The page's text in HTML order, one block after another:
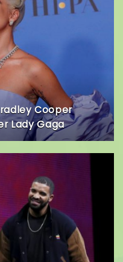
Cooper
Lady Gaga